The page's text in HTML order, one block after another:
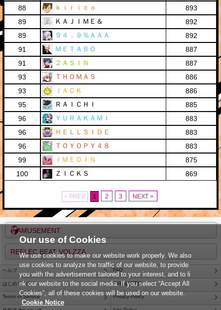
88
ｋｉｒｉｃｏ
893
89
ＫＡＪＩＭＥ＆
892
89
９４．９％ＡＡＡ
892
91
ＭＥＴＡＢＯ
887
91
２ＡＳＩＮ
887
93
ＴＨＯＭＡＳ
886
93
ＪＡＣＫ
886
95
ＲＡＩＣＨＩ
885
96
ＹＵＲＡＫＡＭＩ
883
96
ＨＥＬＬＳＩＤＥ
883
96
ＴＯＹＯＰＹ４８
883
99
ＩＭＥＤＩＮ
875
100
ＺＩＣＫＳ 869
< PREV 1 2 3 NEXT >
e-AMUSEMENT
REFLEC BEAT VOLZZA
ヘルプ FAQ
はじめての方 利用推奨環境
Terms of Service Privacy Policy
Our use of Cookies
We use cookies to make our website work properly. We also
use cookies to analyze the traffic of our website, to provide
you with the advertisement tailored to your interest, and to li
nk our website to the social media. If you select “Accept All
Cookies”, all of these cookies will be used on our website.
Cookie Notice